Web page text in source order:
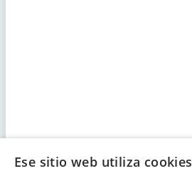
Ese sitio web utiliza cookies